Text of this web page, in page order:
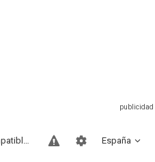
España
Sitios compatibles